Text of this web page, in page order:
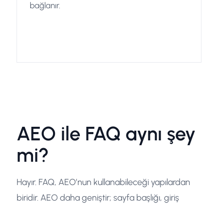
bağlanır.
AEO ile FAQ aynı şey
mi?
Hayır. FAQ, AEO’nun kullanabileceği yapılardan
biridir. AEO daha geniştir; sayfa başlığı, giriş